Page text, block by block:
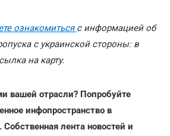
ознакомиться с информацией об
с украинской стороны: в
на карту.
вашей отрасли? Попробуйте
инфопространство в
лента новостей и